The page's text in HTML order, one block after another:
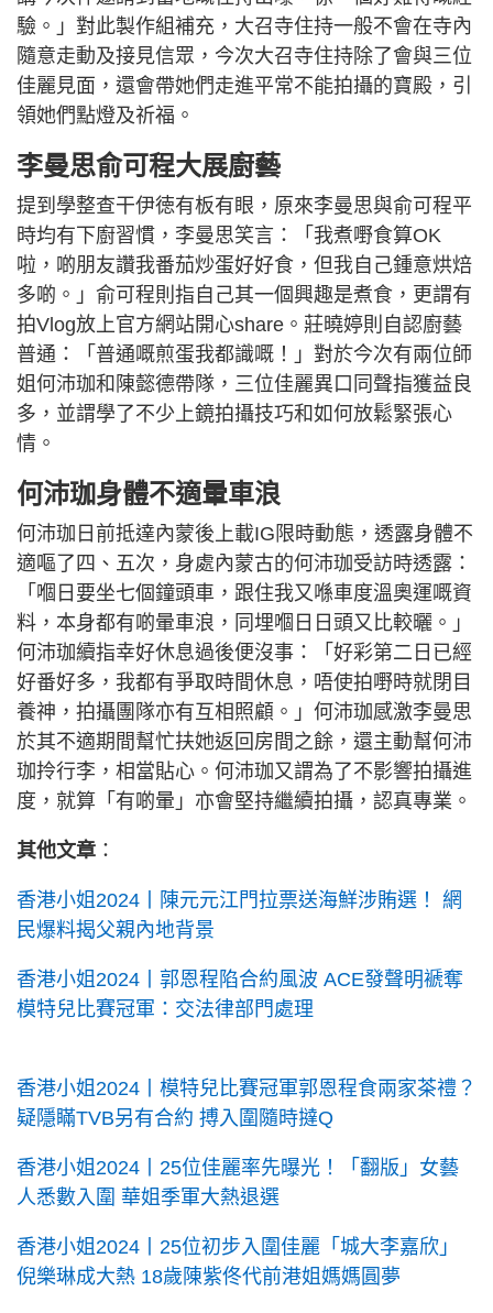
驗。」對此製作組補充，大召寺住持一般不會在寺內
隨意走動及接見信眾，今次大召寺住持除了會與三位
佳麗見面，還會帶她們走進平常不能拍攝的寶殿，引
領她們點燈及祈福。
李曼思俞可程大展廚藝
提到學整查干伊徳有板有眼，原來李曼思與俞可程平
時均有下廚習慣，李曼思笑言：「我煮嘢食算OK
啦，啲朋友讚我番茄炒蛋好好食，但我自己鍾意烘焙
多啲。」俞可程則指自己其一個興趣是煮食，更謂有
拍Vlog放上官方網站開心share。莊曉婷則自認廚藝
普通：「普通嘅煎蛋我都識嘅！」對於今次有兩位師
姐何沛珈和陳懿德帶隊，三位佳麗異口同聲指獲益良
多，並謂學了不少上鏡拍攝技巧和如何放鬆緊張心
情。
何沛珈身體不適暈車浪
何沛珈日前抵達內蒙後上載IG限時動態，透露身體不
適嘔了四、五次，身處內蒙古的何沛珈受訪時透露：
「嗰日要坐七個鐘頭車，跟住我又喺車度溫奧運嘅資
料，本身都有啲暈車浪，同埋嗰日日頭又比較曬。」
何沛珈續指幸好休息過後便沒事：「好彩第二日已經
好番好多，我都有爭取時間休息，唔使拍嘢時就閉目
養神，拍攝團隊亦有互相照顧。」何沛珈感激李曼思
於其不適期間幫忙扶她返回房間之餘，還主動幫何沛
珈拎行李，相當貼心。何沛珈又謂為了不影響拍攝進
度，就算「有啲暈」亦會堅持繼續拍攝，認真專業。
其他文章 ：
香港小姐2024丨陳元元江門拉票送海鮮涉賄選！ 網
民爆料揭父親內地背景
香港小姐2024丨郭恩程陷合約風波 ACE發聲明褫奪
模特兒比賽冠軍：交法律部門處理
香港小姐2024丨模特兒比賽冠軍郭恩程食兩家茶禮？
疑隱瞞TVB另有合約 搏入圍隨時撻Q
香港小姐2024丨25位佳麗率先曝光！「翻版」女藝
人悉數入圍 華姐季軍大熱退選
香港小姐2024丨25位初步入圍佳麗「城大李嘉欣」
倪樂琳成大熱 18歲陳紫佟代前港姐媽媽圓夢